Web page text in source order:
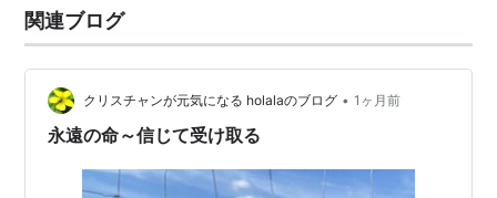
関連ブログ
クリスチャンが元気になる holalaのブログ • 1ヶ月前
永遠の命～信じて受け取る